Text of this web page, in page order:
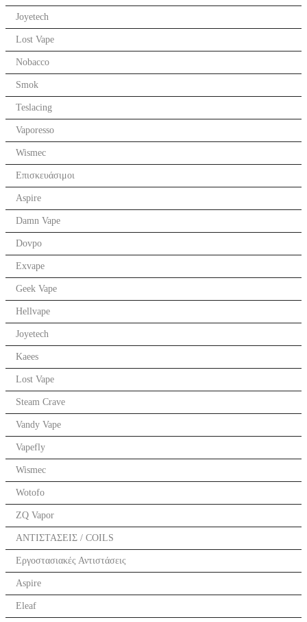
Joyetech
Lost Vape
Nobacco
Smok
Teslacing
Vaporesso
Wismec
Επισκευάσιμοι
Aspire
Damn Vape
Dovpo
Exvape
Geek Vape
Hellvape
Joyetech
Kaees
Lost Vape
Steam Crave
Vandy Vape
Vapefly
Wismec
Wotofo
ZQ Vapor
ΑΝΤΙΣΤΑΣΕΙΣ / COILS
Εργοστασιακές Αντιστάσεις
Aspire
Eleaf